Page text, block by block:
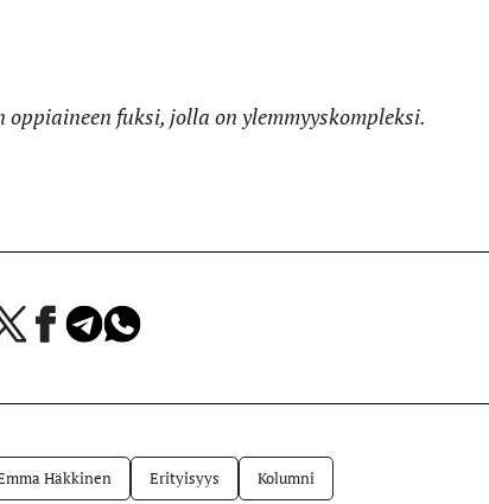
fuksi, jolla on ylemmyyskompleksi.
Jaa Jaa Jaa
Häkkinen Erityisyys Kolumni